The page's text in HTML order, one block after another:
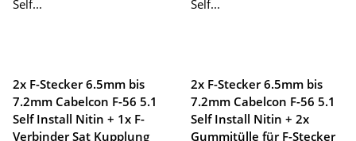
2x F-Stecker 6.5mm bis
7.2mm Cabelcon F-56 5.1
Self Install Nitin + 1x F-
Verbinder Sat Kupplung
2x F-Stecker 6.5mm bis
7.2mm Cabelcon F-56 5.1
Self Install Nitin + 2x
Gummitülle für F-Stecker